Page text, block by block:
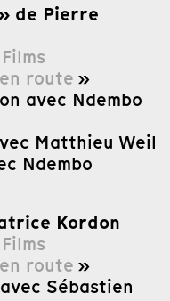
de Pierre
route »
avec Ndembo
Matthieu Weil
Ndembo
Kordon
route »
Sébastien